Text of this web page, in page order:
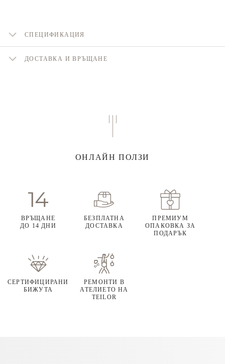
СПЕЦИФИКАЦИЯ
ДОСТАВКА И ВРЪЩАНЕ
ОНЛАЙН ПОЛЗИ
ВРЪЩАНЕ
ДО 14 ДНИ
БЕЗПЛАТНА
ДОСТАВКА
ПРЕМИУМ
ОПАКОВКА ЗА
ПОДАРЪК
СЕРТИФИЦИРАНИ
БИЖУТА
РЕМОНТИ В
АТЕЛИЕТО НА
TEILOR